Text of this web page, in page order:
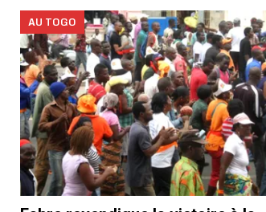
AU TOGO